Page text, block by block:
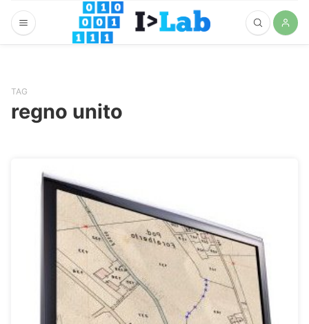
TAG
regno unito